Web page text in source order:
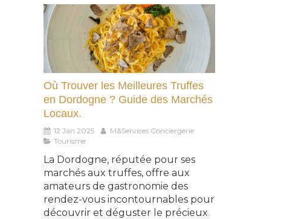
Où Trouver les Meilleures Truffes
en Dordogne ? Guide des Marchés
Locaux.
12 Jan 2025
M&Services Conciergerie
Tourisme
La Dordogne, réputée pour ses
marchés aux truffes, offre aux
amateurs de gastronomie des
rendez-vous incontournables pour
découvrir et déguster le précieux